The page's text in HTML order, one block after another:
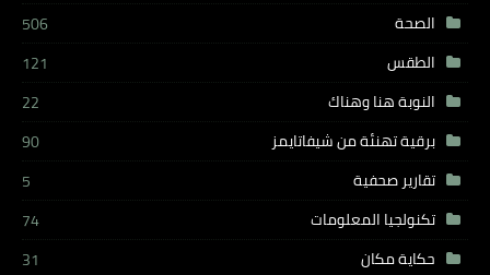
الصحة
506
الطقس
121
النوبة هنا وهناك
22
برقية تهنئة من شيفاتايمز
90
تقارير صحفية
5
تكنولجيا المعلومات
74
حكاية مكان
31